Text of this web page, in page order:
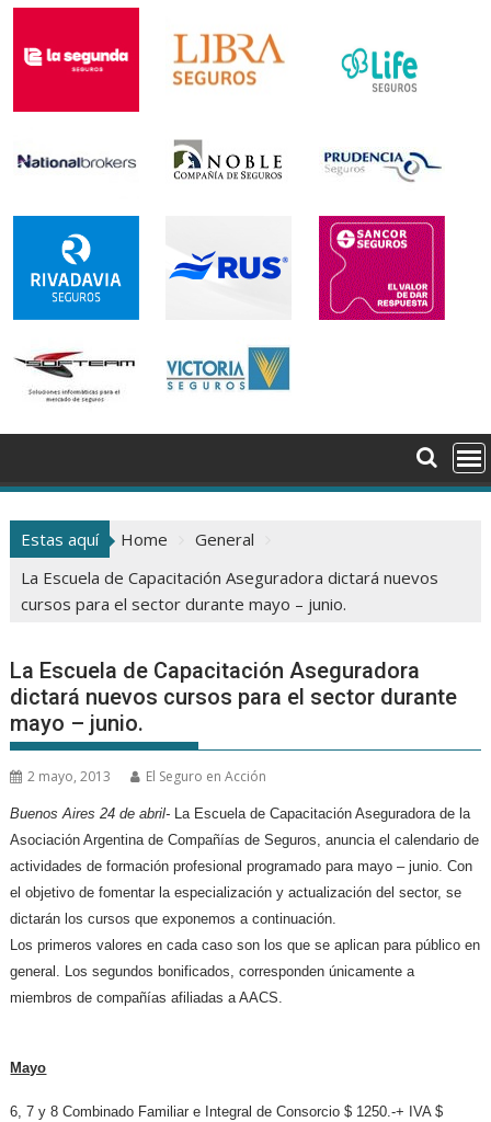
Estas aquí Home
General
La Escuela de Capacitación Aseguradora dictará nuevos
cursos para el sector durante mayo – junio.
La Escuela de Capacitación Aseguradora
dictará nuevos cursos para el sector durante
mayo – junio.
2 mayo, 2013 El Seguro en Acción
Buenos Aires 24 de abril- La Escuela de Capacitación Aseguradora de la
Asociación Argentina de Compañías de Seguros, anuncia el calendario de
actividades de formación profesional programado paramayo – junio. Con
el objetivo de fomentar la especialización y actualización del sector, se
dictarán los cursos que exponemos a continuación.
Los primeros valores en cada caso son los que se aplican para público en
general. Los segundos bonificados, corresponden únicamente a
miembros de compañías afiliadas a AACS.
Mayo
6, 7 y 8 Combinado Familiar e Integral de Consorcio $ 1250.-+ IVA $